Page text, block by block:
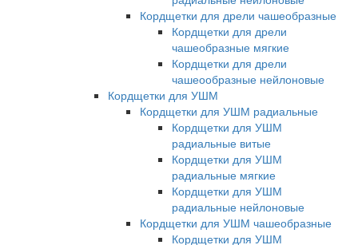
Кордщетки для дрели чашеобразные
Кордщетки для дрели
чашеобразные мягкие
Кордщетки для дрели
чашеообразные нейлоновые
Кордщетки для УШМ
Кордщетки для УШМ радиальные
Кордщетки для УШМ
радиальные витые
Кордщетки для УШМ
радиальные мягкие
Кордщетки для УШМ
радиальные нейлоновые
Кордщетки для УШМ чашеобразные
Кордщетки для УШМ